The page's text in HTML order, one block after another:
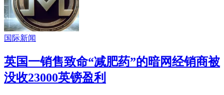
国际新闻
英国一销售致命“减肥药”的暗网经销商被
没收23000英镑盈利